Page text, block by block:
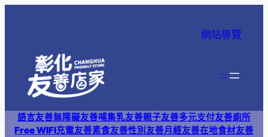
網站導覽
:::
語言友善無障礙友善哺集乳友善親子友善多元支付友善廁所
Free WIFI充電友善素食友善性別友善月經友善在地食材友善